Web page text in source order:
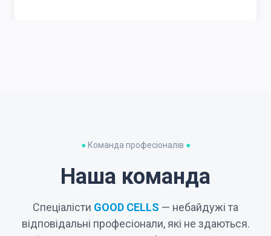
●Команда професіоналів ●
Наша команда
Спеціалісти GOOD CELLS — небайдужі та
відповідальні професіонали, які не здаються.